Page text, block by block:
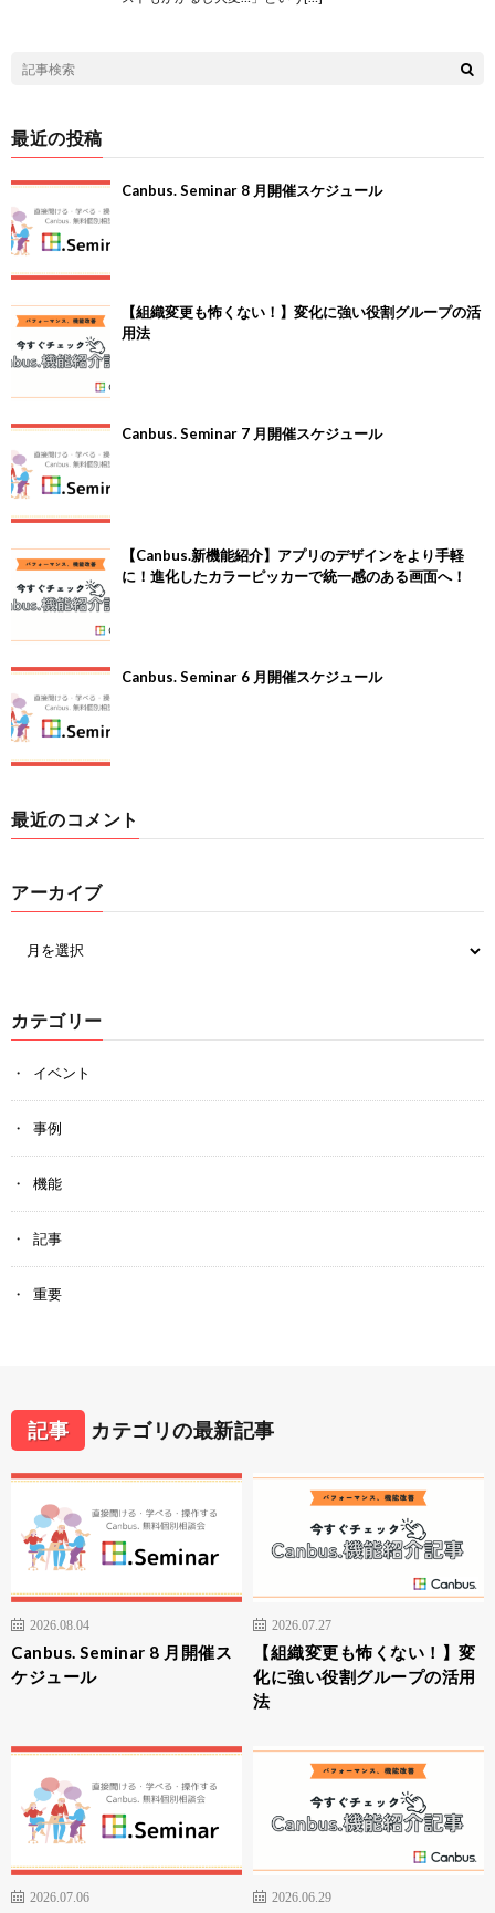
最近の投稿
Canbus. Seminar 8 月開催スケジュール
【組織変更も怖くない！】変化に強い役割グループの活
用法
Canbus. Seminar 7 月開催スケジュール
【Canbus.新機能紹介】アプリのデザインをより手軽
に！進化したカラーピッカーで統一感のある画面へ！
Canbus. Seminar 6 月開催スケジュール
最近のコメント
アーカイブ
カテゴリー
イベント
事例
機能
記事
重要
記事 カテゴリの最新記事
2026.08.04
Canbus. Seminar 8 月開催ス
ケジュール
2026.07.27
【組織変更も怖くない！】変
化に強い役割グループの活用
法
2026.07.06 2026.06.29